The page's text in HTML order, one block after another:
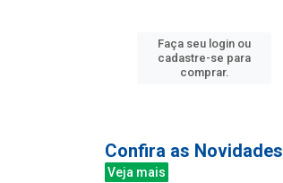
Faça seu login ou
cadastre-se para
comprar.
Confira as Novidades
Veja mais